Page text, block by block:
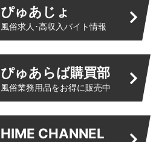
ぴゅあじょ
風俗求人･高収入バイト情報
ぴゅあらば購買部
風俗業務用品をお得に販売中
HIME CHANNEL